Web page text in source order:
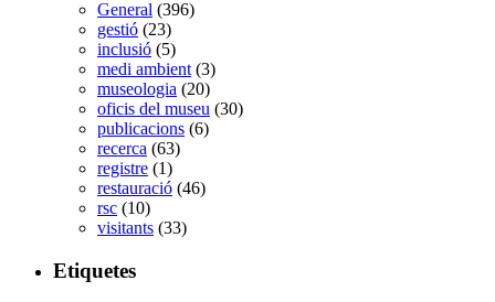
General (396)
gestió (23)
inclusió (5)
medi ambient (3)
museologia (20)
oficis del museu (30)
publicacions (6)
recerca (63)
registre (1)
restauració (46)
rsc (10)
visitants (33)
Etiquetes